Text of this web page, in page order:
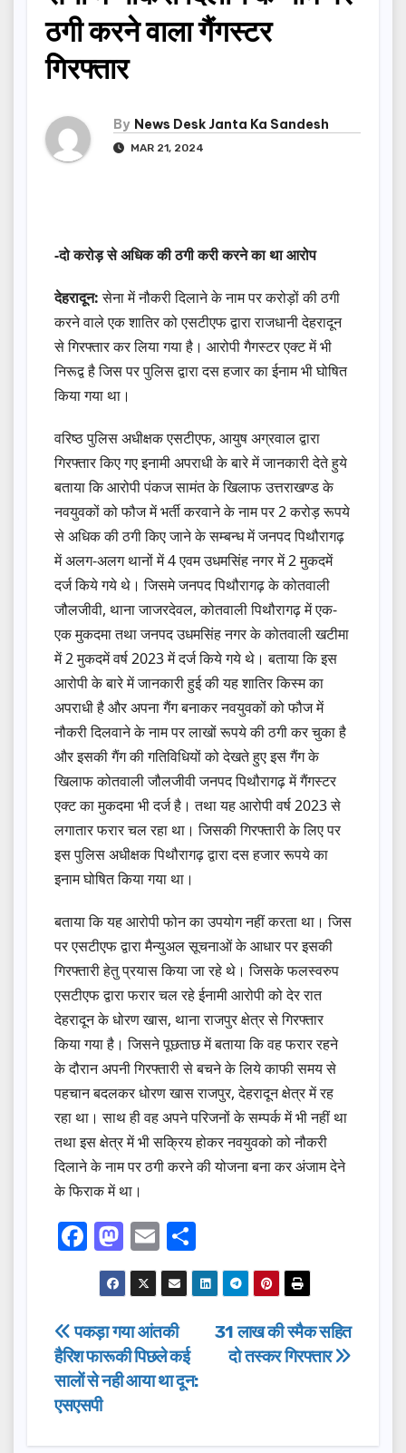
ठगी करने वाला गैंगस्टर
गिरफ्तार
By News Desk Janta Ka Sandesh
MAR 21, 2024
-दो करोड़ से अधिक की ठगी करी करने का था आरोप
देहरादून:सेना में नौकरी दिलाने के नाम पर करोड़ों की ठगी
करने वाले एक शातिर को एसटीएफ द्वारा राजधानी देहरादून
से गिरफ्तार कर लिया गया है। आरोपी गैगस्टर एक्ट में भी
निरूद्व है जिस पर पुलिस द्वारा दस हजार का ईनाम भी घोषित
किया गया था।
वरिष्ठ पुलिस अधीक्षक एसटीएफ, आयुष अग्रवाल द्वारा
गिरफ्तार किए गए इनामी अपराधी के बारे में जानकारी देते हुये
बताया कि आरोपी पंकज सामंत के खिलाफ उत्तराखण्ड के
नवयुवकों को फौज में भर्ती करवाने के नाम पर 2 करोड़ रूपये
से अधिक की ठगी किए जाने के सम्बन्ध में जनपद पिथौरागढ़
में अलग-अलग थानों में 4 एवम उधमसिंह नगर में 2 मुकदमें
दर्ज किये गये थे। जिसमे जनपद पिथौरागढ़ के कोतवाली
जौलजीवी, थाना जाजरदेवल, कोतवाली पिथौरागढ़ में एक-
एक मुकदमा तथा जनपद उधमसिंह नगर के कोतवाली खटीमा
में 2 मुकदमें वर्ष 2023 में दर्ज किये गये थे। बताया कि इस
आरोपी के बारे में जानकारी हुई की यह शातिर किस्म का
अपराधी है और अपना गैंग बनाकर नवयुवकों को फौज में
नौकरी दिलवाने के नाम पर लाखों रूपये की ठगी कर चुका है
और इसकी गैंग की गतिविधियों को देखते हुए इस गैंग के
खिलाफ कोतवाली जौलजीवी जनपद पिथौरागढ़ में गैंगस्टर
एक्ट का मुकदमा भी दर्ज है। तथा यह आरोपी वर्ष 2023 से
लगातार फरार चल रहा था। जिसकी गिरफ्तारी के लिए पर
इस पुलिस अधीक्षक पिथौरागढ़ द्वारा दस हजार रूपये का
इनाम घोषित किया गया था।
बताया कि यह आरोपी फोन का उपयोग नहीं करता था। जिस
पर एसटीएफ द्वारा मैन्युअल सूचनाओं के आधार पर इसकी
गिरफ्तारी हेतु प्रयास किया जा रहे थे। जिसके फलस्वरुप
एसटीएफ द्वारा फरार चल रहे ईनामी आरोपी को देर रात
देहरादून के धोरण खास, थाना राजपुर क्षेत्र से गिरफ्तार
किया गया है। जिसने पूछताछ में बताया कि वह फरार रहने
के दौरान अपनी गिरफ्तारी से बचने के लिये काफी समय से
पहचान बदलकर धोरण खास राजपुर, देहरादून क्षेत्र में रह
रहा था। साथ ही वह अपने परिजनों के सम्पर्क में भी नहीं था
तथा इस क्षेत्र में भी सक्रिय होकर नवयुवको को नौकरी
दिलाने के नाम पर ठगी करने की योजना बना कर अंजाम देने
के फिराक में था।
F
a
c
e
b
o
o
k
M
a
st
o
d
o
E
m
ail
h
ar
Post
navigation
31 लाख की स्मैक सहित
दो तस्कर गिरफ्तार
पकड़ा गया आंतकी
हैरिश फारूकी पिछले कई
सालों से नही आया था दून:
एसएसपी